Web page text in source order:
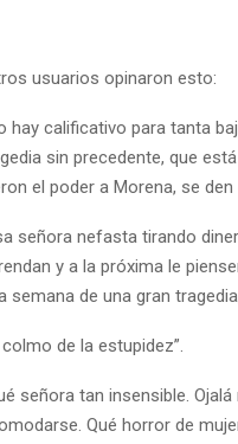
usuarios opinaron esto:
hay calificativo para tanta
sin precedente, que
el poder a Morena, se
señora nefasta tirando
y a la próxima le
semana de una gran
colmo de la estupidez”.
señora tan insensible.
Qué horror de